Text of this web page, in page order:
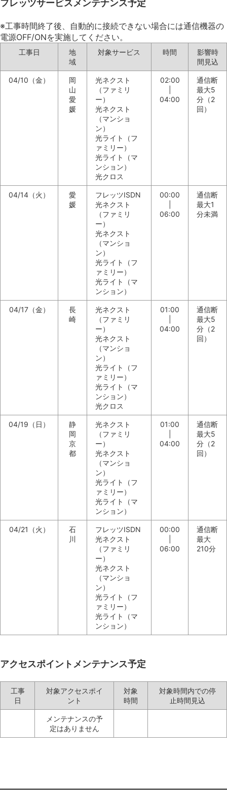
フレッツサービスメンテナンス予定
※工事時間終了後、自動的に接続できない場合には通信機器の
電源OFF/ONを実施してください。
工事日
地
域
対象サービス 時間
影響時
間見込
04/10（金）
岡
山
愛
媛
光ネクスト
（ファミリ
ー）
光ネクスト
（マンショ
ン）
光ライト（フ
ァミリー）
光ライト（マ
ンション）
光クロス
02:00
04:00
通信断
最大5
分（2
回）
04/14（火）
愛
媛
フレッツISDN
光ネクスト
（ファミリ
ー）
光ネクスト
（マンショ
ン）
光ライト（フ
ァミリー）
光ライト（マ
ンション）
00:00
06:00
通信断
最大1
分未満
04/17（金）
長
崎
光ネクスト
（ファミリ
ー）
光ネクスト
（マンショ
ン）
光ライト（フ
ァミリー）
光ライト（マ
ンション）
光クロス
01:00
04:00
通信断
最大5
分（2
回）
04/19（日）
静
岡
京
都
光ネクスト
（ファミリ
ー）
光ネクスト
（マンショ
ン）
光ライト（フ
ァミリー）
光ライト（マ
ンション）
01:00
04:00
通信断
最大5
分（2
回）
04/21（火）
石
川
フレッツISDN
光ネクスト
（ファミリ
ー）
光ネクスト
（マンショ
ン）
光ライト（フ
ァミリー）
光ライト（マ
ンション）
00:00
06:00
通信断
最大
210分
アクセスポイントメンテナンス予定
工事
日
対象アクセスポイ
ント
対象
時間
対象時間内での停
止時間見込
メンテナンスの予
定はありません